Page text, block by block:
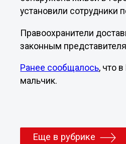
установили сотрудники
Правоохранители
законным
Ранее сообщалось, что
мальчик.
Еще в рубрике